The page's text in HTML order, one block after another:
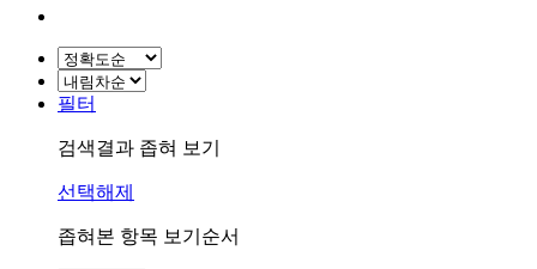
필터
검색결과 좁혀 보기
선택해제
좁혀본 항목 보기순서